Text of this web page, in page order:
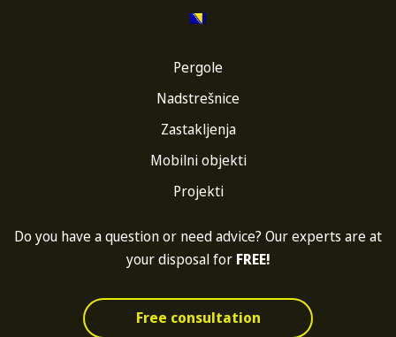
Pergole
Nadstrešnice
Zastakljenja
Mobilni objekti
Projekti
Do you have a question or need advice? Our experts are at
your disposal for FREE!
Free consultation